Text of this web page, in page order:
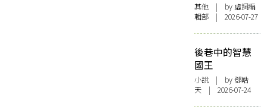
其他 | by 虛詞編
輯部 | 2026-07-27
後巷中的智慧
國王
小說 | by 鄧皓
天 | 2026-07-24